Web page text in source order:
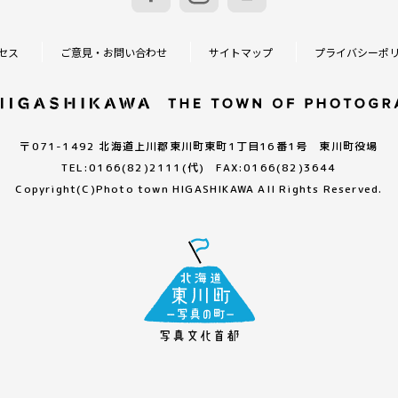
ス ご意見・お問い合わせ サイトマップ プライバシーポ
〒071-1492 北海道上川郡東川町東町1丁目16番1号 東川町役場
TEL:0166(82)2111(代) FAX:0166(82)3644
Copyright(C)Photo town HIGASHIKAWA All Rights Reserved.